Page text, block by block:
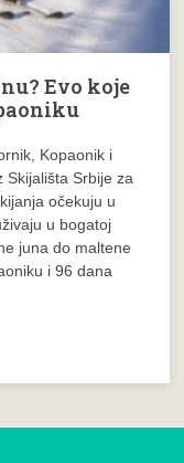
Evo koje
Kopaonik i
Skijališta Srbije za
očekuju u
u bogatoj
juna do maltene
i 96 dana